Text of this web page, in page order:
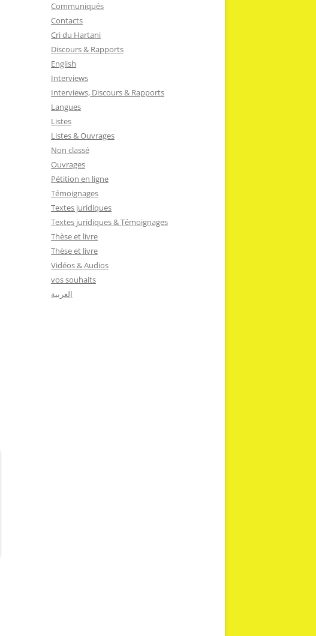
Communiqués
Contacts
Cri du Hartani
Discours & Rapports
English
Interviews
Interviews, Discours & Rapports
Langues
Listes
Listes & Ouvrages
Non classé
Ouvrages
Pétition en ligne
Témoignages
Textes juridiques
Textes juridiques & Témoignages
Thèse et livre
Thèse et livre
Vidéos & Audios
vos souhaits
العربية